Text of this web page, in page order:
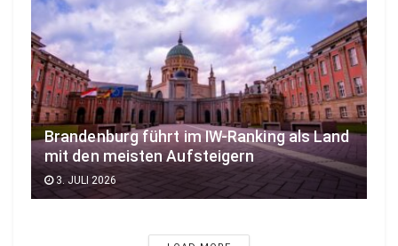
Brandenburg führt im IW-Ranking als Land
mit den meisten Aufsteigern
3. JULI 2026